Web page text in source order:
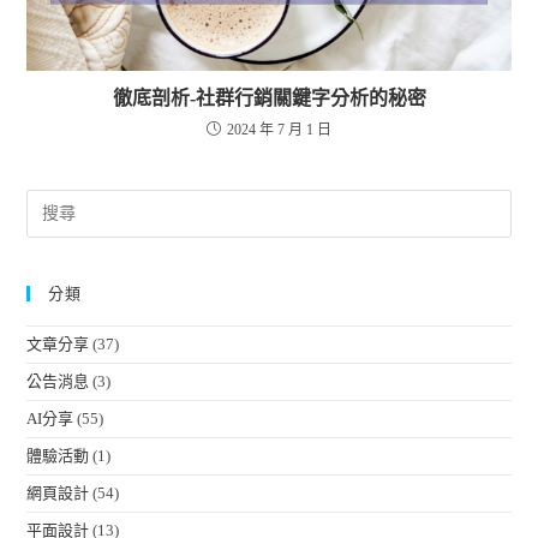
徹底剖析-社群行銷關鍵字分析的秘密
2024 年 7 月 1 日
分類
文章分享 (37)
公告消息 (3)
AI分享 (55)
體驗活動 (1)
網頁設計 (54)
平面設計 (13)